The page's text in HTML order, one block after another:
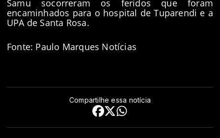
Samu socorreram os feridos que foram
encaminhados para o hospital de Tuparendi e a
UPA de Santa Rosa.
Fonte: Paulo Marques Notícias
Compartilhe essa notícia